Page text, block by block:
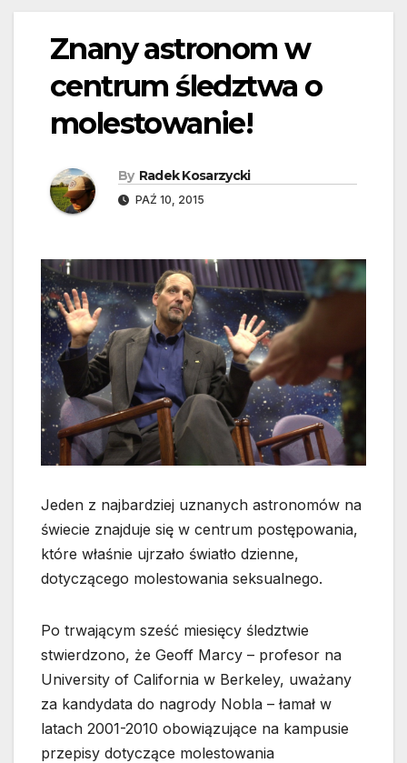
Znany astronom w
centrum śledztwa o
molestowanie!
By Radek Kosarzycki
PAŹ 10, 2015
Jeden z najbardziej uznanych astronomów na
świecie znajduje się w centrum postępowania,
które właśnie ujrzało światło dzienne,
dotyczącego molestowania seksualnego.
Po trwającym sześć miesięcy śledztwie
stwierdzono, że Geoff Marcy – profesor na
University of California w Berkeley, uważany
za kandydata do nagrody Nobla – łamał w
latach 2001-2010 obowiązujące na kampusie
przepisy dotyczące molestowania